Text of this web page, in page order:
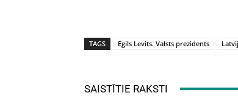
TAGS Egils Levits. Valsts prezidents
SAISTĪTIE RAKSTI